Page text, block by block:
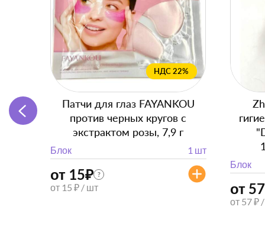
НДС 22%
Патчи для глаз FAYANKOU
против черных кругов с
экстрактом розы, 7,9 г
Блок 1 шт
от 15₽ ?
от 15 ₽ / шт
Блок
от 57
от 57 ₽